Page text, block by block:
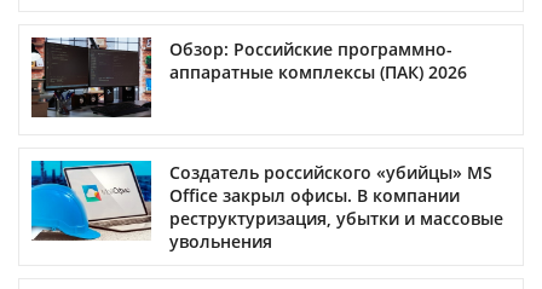
Обзор: Российские программно-
аппаратные комплексы (ПАК) 2026
Создатель российского «убийцы» MS
Office закрыл офисы. В компании
реструктуризация, убытки и массовые
увольнения